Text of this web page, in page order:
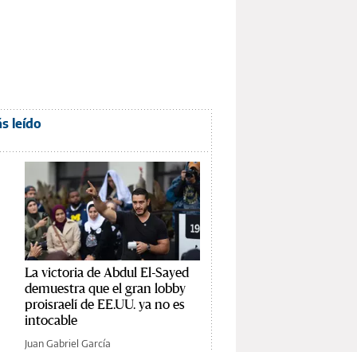
leído
La victoria de Abdul El-Sayed
demuestra que el gran lobby
proisraelí de EE.UU. ya no es
intocable
Juan Gabriel García